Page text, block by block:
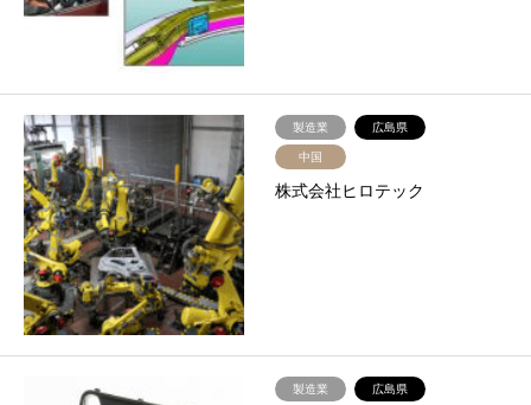
製造業 広島県
中国
株式会社ヒロテック
製造業 広島県